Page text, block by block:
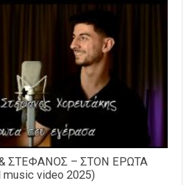
ΣΤΕΦΑΝΟΣ – ΣΤΟΝ ΕΡΩΤΑ
video 2025)